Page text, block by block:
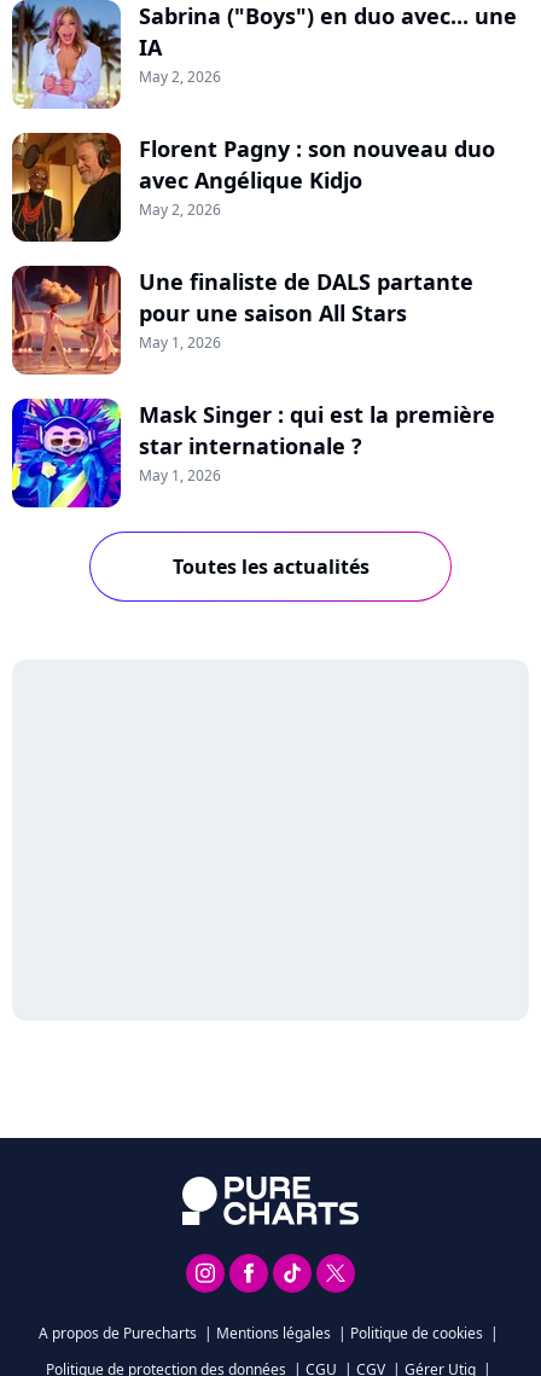
Sabrina ("Boys") en duo avec... une
IA
May 2, 2026
Florent Pagny : son nouveau duo
avec Angélique Kidjo
May 2, 2026
Une finaliste de DALS partante
pour une saison All Stars
May 1, 2026
Mask Singer : qui est la première
star internationale ?
May 1, 2026
Toutes les actualités
A propos de Purecharts | Mentions légales | Politique de cookies |
Politique de protection des données | CGU | CGV | Gérer Utiq |